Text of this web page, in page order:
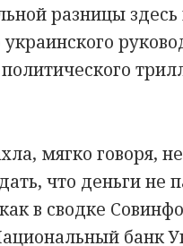
разницы здесь
мягко говоря,
что деньги не
в сводке
банк